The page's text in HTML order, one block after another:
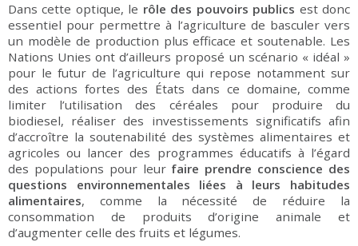
Dans cette optique, le rôle des pouvoirs publics est donc
essentiel pour permettre à l’agriculture de basculer vers
un modèle de production plus efficace et soutenable. Les
Nations Unies ont d’ailleurs proposé un scénario « idéal »
pour le futur de l’agriculture qui repose notamment sur
des actions fortes des États dans ce domaine, comme
limiter l’utilisation des céréales pour produire du
biodiesel, réaliser des investissements significatifs afin
d’accroître la soutenabilité des systèmes alimentaires et
agricoles ou lancer des programmes éducatifs à l’égard
des populations pour leurfaire prendre conscience des
questions environnementales liées à leurs habitudes
alimentaires, comme la nécessité de réduire la
consommation de produits d’origine animale et
d’augmenter celle des fruits et légumes.